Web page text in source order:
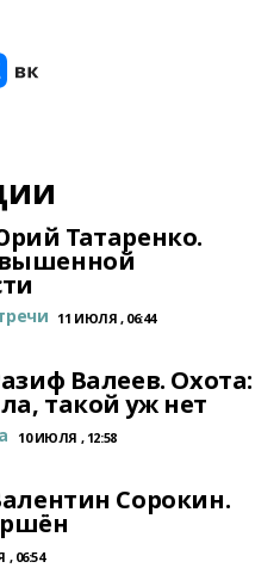
Татаренко.
11 ИЮЛЯ , 06:44
Валеев. Охота:
такой уж нет
10 ИЮЛЯ , 12:58
Сорокин.
06:54